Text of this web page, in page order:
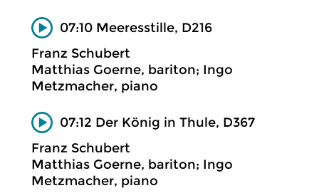
07:10 Meeresstille, D216
Franz Schubert
Matthias Goerne, bariton; Ingo
Metzmacher, piano
07:12 Der König in Thule, D367
Franz Schubert
Matthias Goerne, bariton; Ingo
Metzmacher, piano